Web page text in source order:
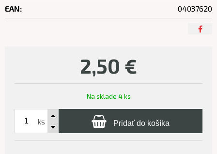
2,50 €
Na sklade 4 ks
ks Pridať do košíka
EAN: 04037620